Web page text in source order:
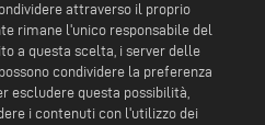
attraverso il proprio
rimane l'unico responsabile del
a questa scelta, i server delle
condividere la preferenza
escludere questa possibilità,
i contenuti con l'utilizzo dei